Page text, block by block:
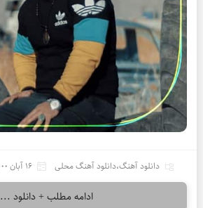
دانلود آهنگ،دانلود آهنگ محلی 16 آبان 1400
ادامه مطلب + دانلود ...